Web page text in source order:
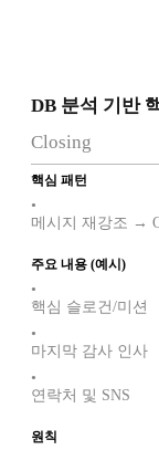
DB 분석 기반
Closing
핵심 패턴
•
메시지 재강조 →
주요 내용 (예시)
•
핵심 슬로건/미션
•
마지막 감사 인사
•
연락처 및 SNS
원칙